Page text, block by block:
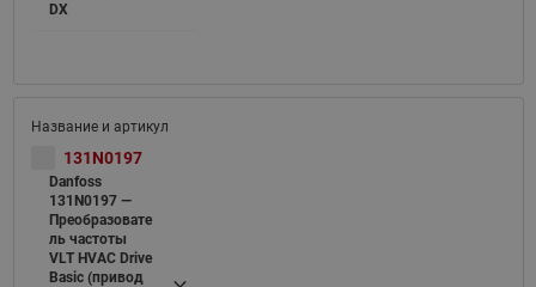
DX
131N0197
Danfoss
131N0197 —
Преобразовате
ль частоты
VLT HVAC Drive
Basic (привод